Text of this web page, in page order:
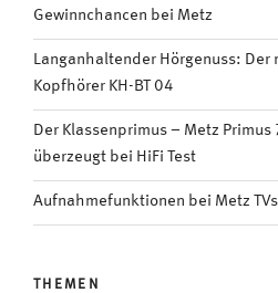
Gewinnchancen bei Metz
Langanhaltender Hörgenuss:
Kopfhörer KH-BT 04
Der Klassenprimus – Metz Primus
überzeugt bei HiFi Test
Aufnahmefunktionen bei Metz TVs
THEMEN